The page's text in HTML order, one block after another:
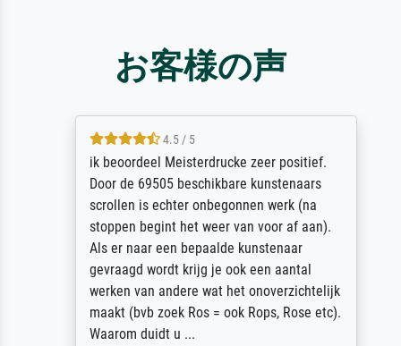
お客様の声
4.5 / 5
ik beoordeel Meisterdrucke zeer positief.
Door de 69505 beschikbare kunstenaars
scrollen is echter onbegonnen werk (na
stoppen begint het weer van voor af aan).
Als er naar een bepaalde kunstenaar
gevraagd wordt krijg je ook een aantal
werken van andere wat het onoverzichtelijk
maakt (bvb zoek Ros = ook Rops, Rose etc).
Waarom duidt u ...